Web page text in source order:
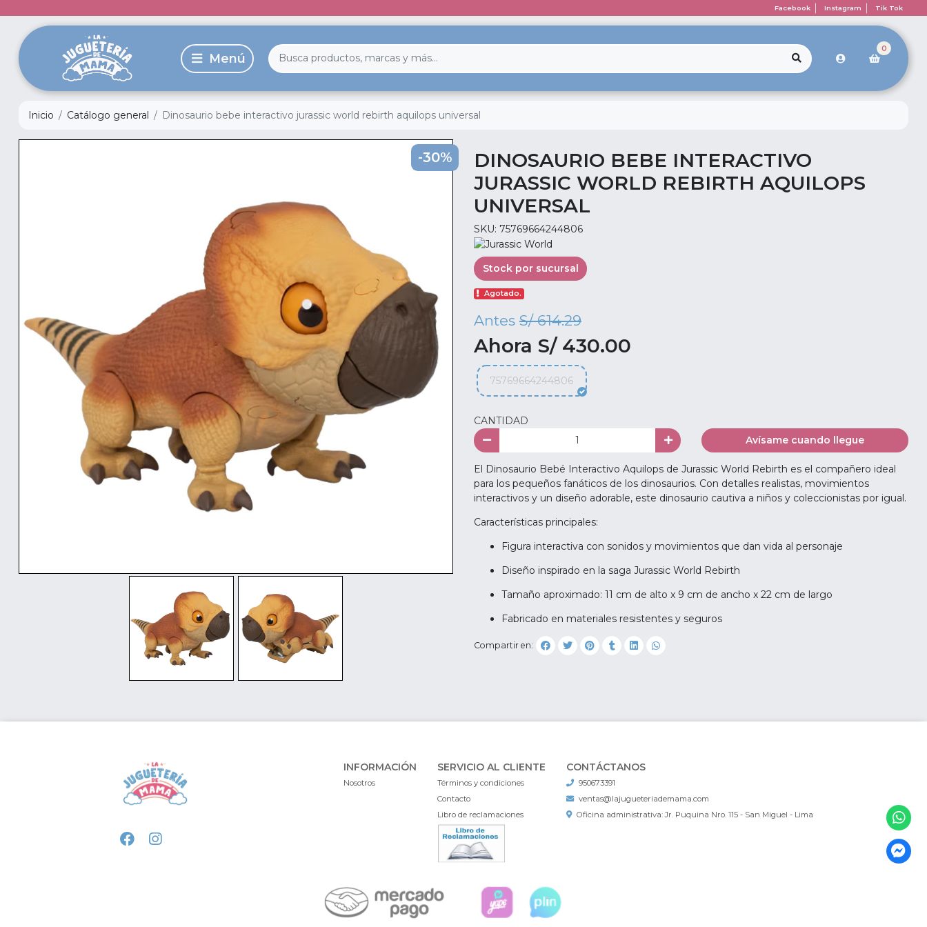
Facebook Instagram Tik Tok
0
Inicio Catálogo general Dinosaurio bebe interactivo jurassic world rebirth aquilops universal
-30%
DINOSAURIO BEBE INTERACTIVO
JURASSIC WORLD REBIRTH AQUILOPS
UNIVERSAL
SKU: 75769664244806
Stock por sucursal
Agotado.
Antes S/ 614.29
Ahora S/ 430.00
75769664244806
CANTIDAD
Avísame cuando llegue
El Dinosaurio Bebé Interactivo Aquilops de Jurassic World Rebirth es el compañero ideal
para los pequeños fanáticos de los dinosaurios. Con detalles realistas, movimientos
interactivos y un diseño adorable, este dinosaurio cautiva a niños y coleccionistas por igual.
Características principales:
Figura interactiva con sonidos y movimientos que dan vida al personaje
Diseño inspirado en la saga Jurassic World Rebirth
Tamaño aproximado: 11 cm de alto x 9 cm de ancho x 22 cm de largo
Fabricado en materiales resistentes y seguros
Compartir en:
INFORMACIÓN
Nosotros
SERVICIO AL CLIENTE
Términos y condiciones
Contacto
Libro de reclamaciones
CONTÁCTANOS
950673391
ventas@lajugueteriademama.com
Oficina administrativa: Jr. Puquina Nro. 115 - San Miguel - Lima